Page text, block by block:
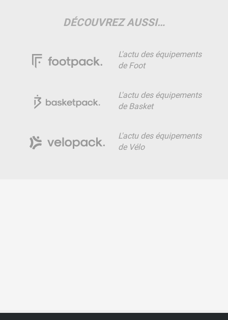
DÉCOUVREZ AUSSI…
L'actu des équipements
de Foot
L'actu des équipements
de Basket
L'actu des équipements
de Vélo